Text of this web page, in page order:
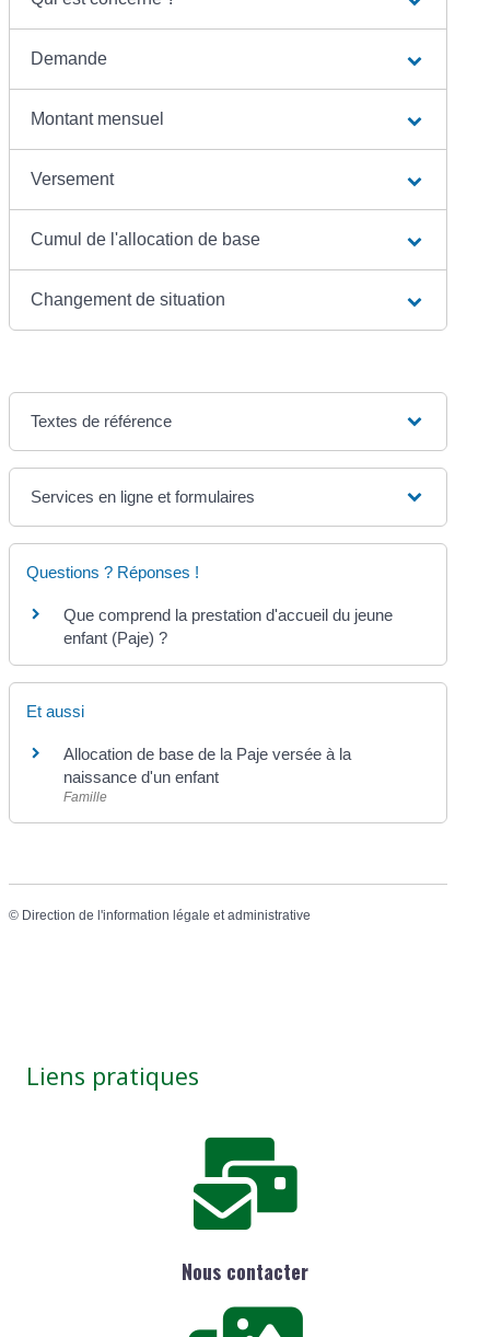
Demande
Montant mensuel
Versement
Cumul de l'allocation de base
Changement de situation
Textes de référence
Services en ligne et formulaires
Questions ? Réponses !
Que comprend la prestation d'accueil du jeune
enfant (Paje) ?
Et aussi
Allocation de base de la Paje versée à la
naissance d'un enfant
Famille
© Direction de l'information légale et administrative
Liens pratiques
Nous contacter